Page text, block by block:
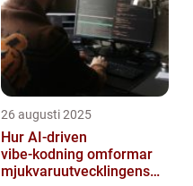
26 augusti 2025
Hur AI‑driven
vibe‑kodning omformar
mjukvaruutvecklingens